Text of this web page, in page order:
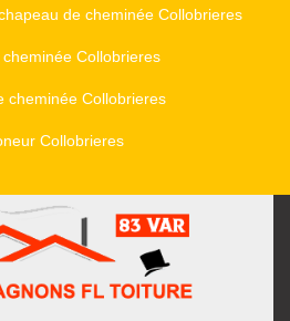
de cheminée Collobrieres
Collobrieres
cheminée Collobrieres
Collobrieres